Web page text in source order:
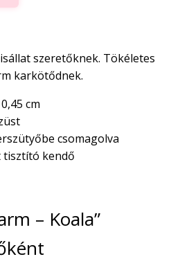
szeretőknek. Tökéletes
karkötődnek.
cm
csomagolva
tisztító kendő
– Koala”